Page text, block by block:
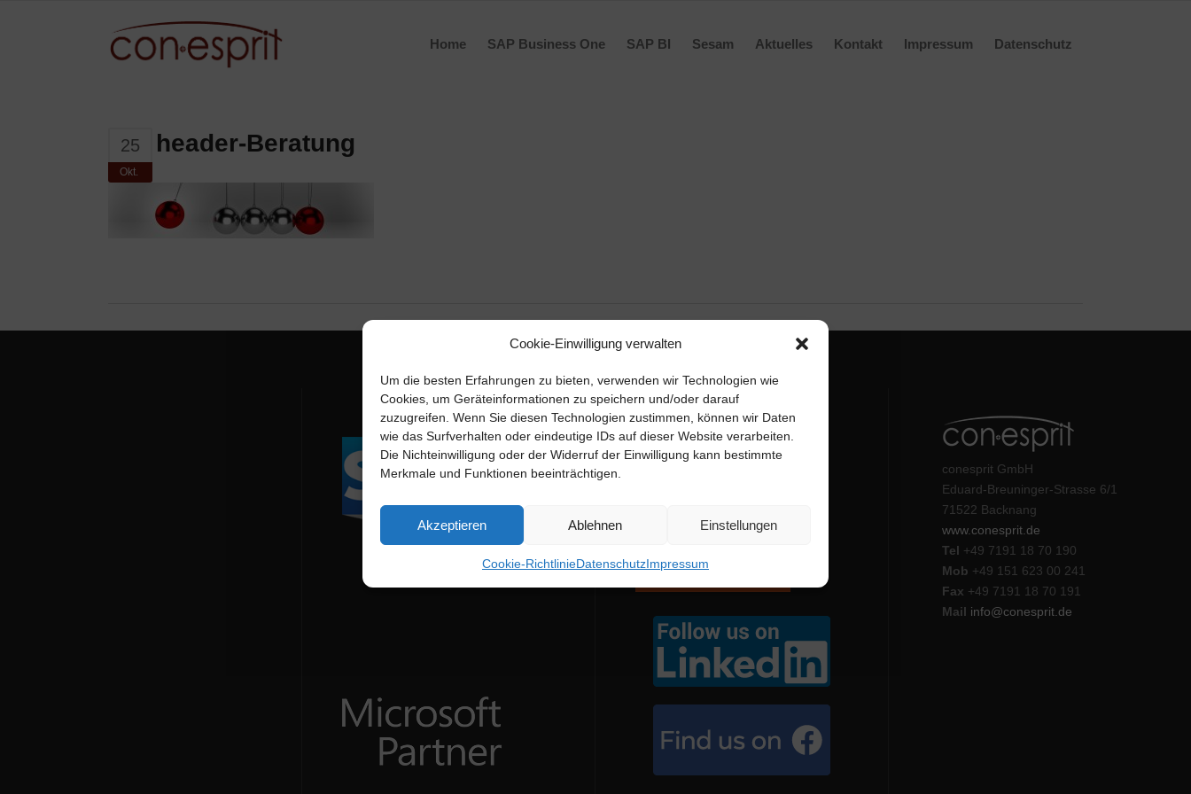
Cookie-Einwilligung verwalten
Um die besten Erfahrungen zu bieten, verwenden wir Technologien wie
Cookies, um Geräteinformationen zu speichern und/oder darauf
zuzugreifen. Wenn Sie diesen Technologien zustimmen, können wir Daten
wie das Surfverhalten oder eindeutige IDs auf dieser Website verarbeiten.
Die Nichteinwilligung oder der Widerruf der Einwilligung kann bestimmte
Merkmale und Funktionen beeinträchtigen.
Akzeptieren Ablehnen Einstellungen
Cookie-RichtlinieDatenschutzImpressum
Home SAP Business One SAP BI Sesam Aktuelles Kontakt Impressum Datenschutz
25
Okt.
header-Beratung
conesprit GmbH
Eduard-Breuninger-Strasse 6/1
71522 Backnang
www.conesprit.de
Tel +49 7191 18 70 190
Mob +49 151 623 00 241
Fax +49 7191 18 70 191
Mail info@conesprit.de